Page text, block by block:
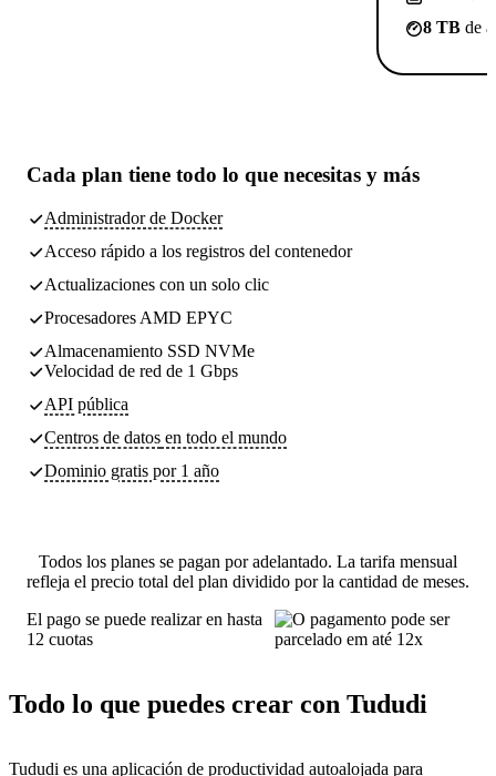
8 TB de
Cada plan tiene todo lo que necesitas y más
Administrador de Docker
Acceso rápido a los registros del contenedor
Actualizaciones con un solo clic
Procesadores AMD EPYC
Almacenamiento SSD NVMe
Velocidad de red de 1 Gbps
API pública
Centros de datos en todo el mundo
Dominio gratis por 1 año
Todos los planes se pagan por adelantado. La tarifa mensual
refleja el precio total del plan dividido por la cantidad de meses.
El pago se puede realizar en hasta
12 cuotas
Todo lo que puedes crear con Tududi
Tududi es una aplicación de productividad autoalojada para